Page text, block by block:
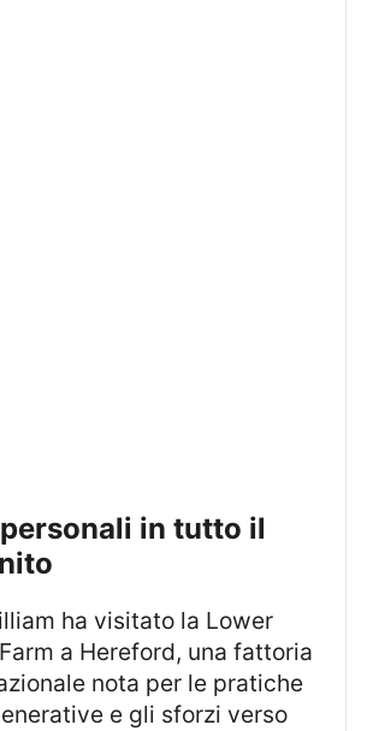
a Hereford, una fattoria
nota per le pratiche
e gli sforzi verso